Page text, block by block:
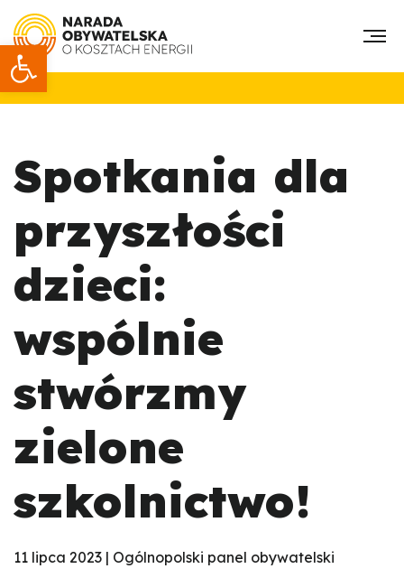
Otwórz pasek narzędzi
Spotkania dla
przyszłości
dzieci:
wspólnie
stwórzmy
zielone
szkolnictwo!
11 lipca 2023 | Ogólnopolski panel obywatelski